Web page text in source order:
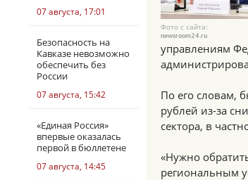
07 августа, 17:01
Безопасность на
Кавказе невозможно
обеспечить без
России
07 августа, 15:42
«Единая Россия»
впервые оказалась
первой в бюллетене
07 августа, 14:45
Фото с сайта:
newsroom24.ru
управлениям
По его словам,
рублей из-за
сектора, в
«Нужно
региональным